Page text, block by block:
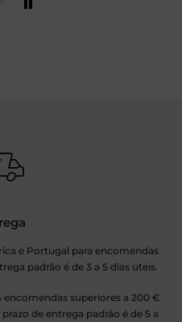
e Portugal para encomendas
padrão é de 3 a 5 dias úteis.
encomendas superiores a 200 €
de entrega padrão é de 5 a